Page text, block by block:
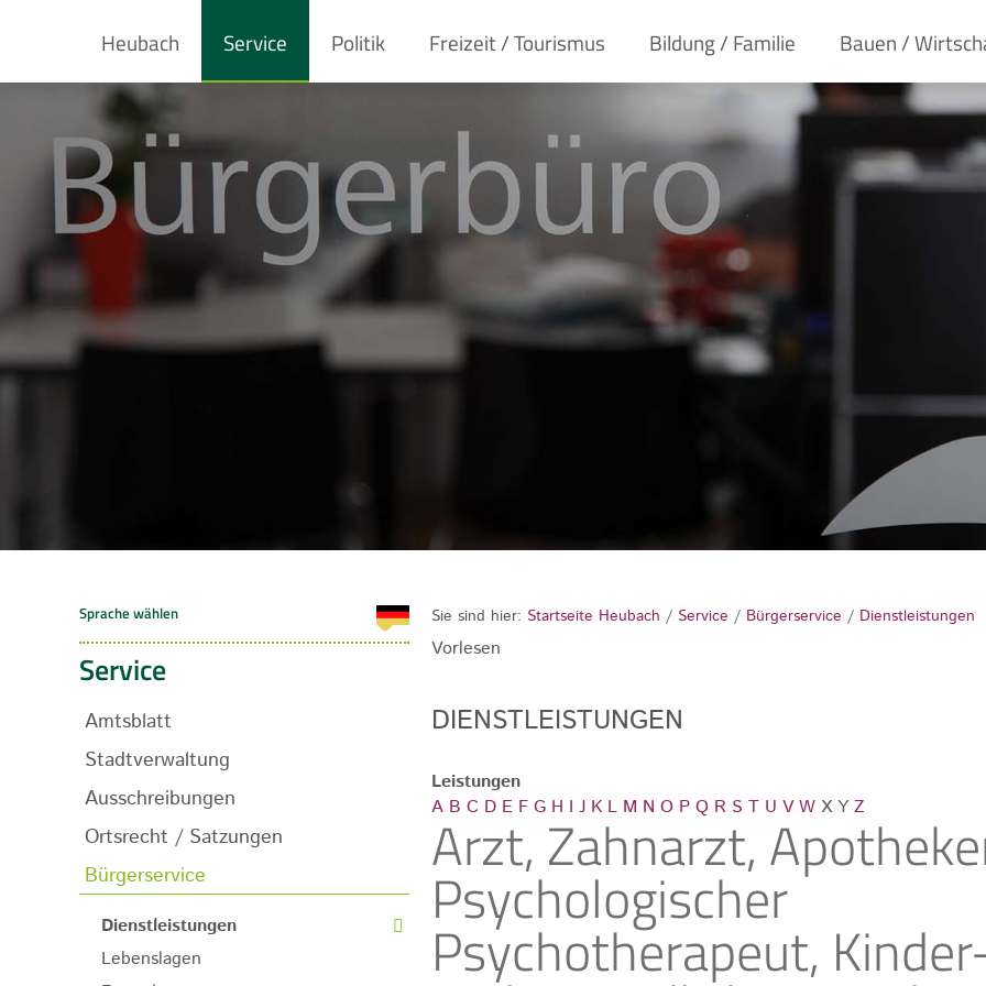
Heubach Service Politik Freizeit / Tourismus Bildung / Familie Bauen /
Sie sind hier: Startseite Heubach / Service / Bürgerservice / Dienstleistungen
Vorlesen
DIENSTLEISTUNGEN
Leistungen
A B C D E F G H I J K L M N O P Q R S T U V W X Y Z
Arzt, Zahnarzt,
Psychologischer
Psychotherapeut,
Service
Amtsblatt
Stadtverwaltung
Ausschreibungen
Ortsrecht / Satzungen
Bürgerservice
Dienstleistungen
Lebenslagen